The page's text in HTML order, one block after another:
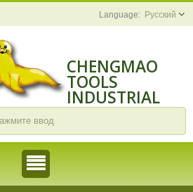
Русский
CHENGMAO
TOOLS
INDUSTRIAL
CO., LTD.